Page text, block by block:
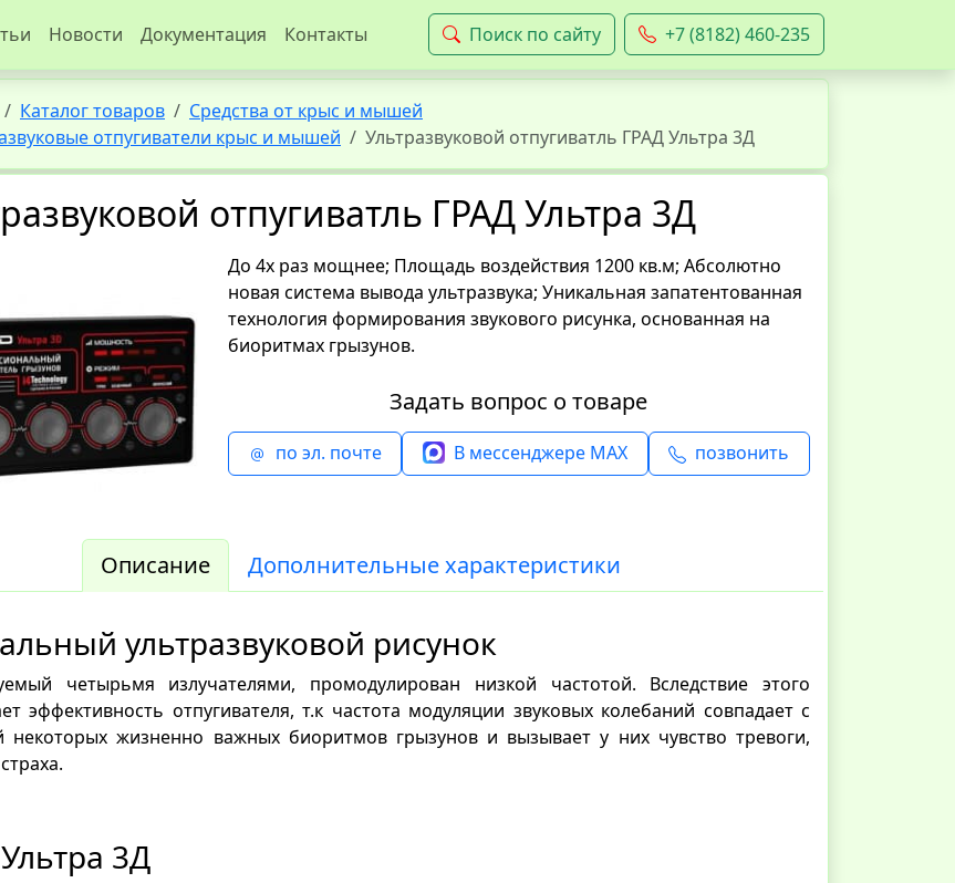
Новости Документация Контакты Поиск по сайту +7 (8182) 460-235
Каталог товаров
Средства от крыс и мышей
отпугиватели крыс и мышей
Ультразвуковой отпугиватль ГРАД Ультра 3Д
отпугиватль ГРАД Ультра 3Д
До 4х раз мощнее; Площадь воздействия 1200 кв.м; Абсолютно
новая система вывода ультразвука; Уникальная запатентованная
технология формирования звукового рисунка, основанная на
биоритмах грызунов.
Задать вопрос о товаре
по эл. почте В мессенджере MAX позвонить
Описание Дополнительные характеристики
ультразвуковой рисунок
четырьмя излучателями, промодулирован низкой частотой. Вследствие этого
эффективность отпугивателя, т.к частота модуляции звуковых колебаний совпадает с
некоторых жизненно важных биоритмов грызунов и вызывает у них чувство тревоги,
3Д